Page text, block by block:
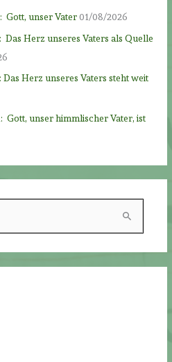
Gott, unser Vater01/08/2026
Herz unseres Vaters als Quelle
Herz unseres Vaters steht weit
Gott, unser himmlischer Vater, ist